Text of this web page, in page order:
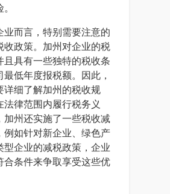
业而言，特别需要注意的
收政策。加州对企业的税
且具有一些独特的税收条
最低年度报税额。因此，
详细了解加州的税收规
法律范围内履行税务义
加州还实施了一些税收减
例如针对新企业、绿色产
型企业的减税政策，企业
合条件来争取享受这些优